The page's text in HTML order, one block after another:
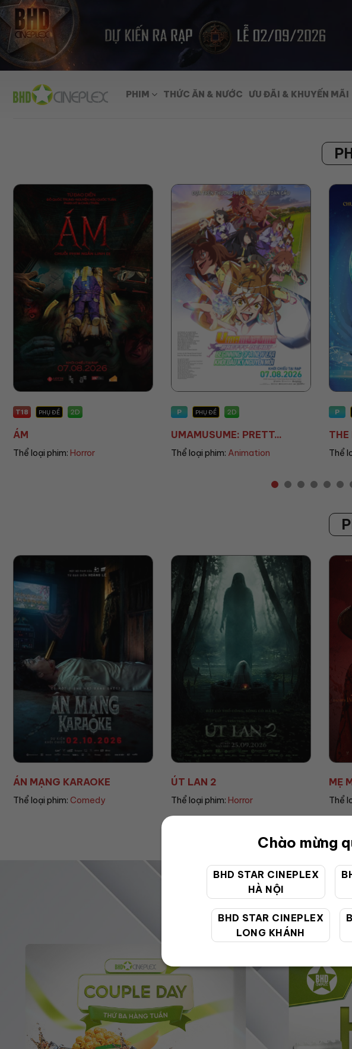
Chào mừng
BHD STAR CINEPLEX
HÀ NỘI
BHD STAR CINEPLEX
LONG KHÁNH
Skip
to
content
PHIM THỨC ĂN & NƯỚC ƯU ĐÃI & KHUYẾN MÃI
T18 PHỤ ĐỀ 2D
ÁM
Thể loại phim: Horror
P PHỤ ĐỀ 2D
UMAMUSUME: PRETT...
Thể loại phim: Animation
P
THE
Thể
ÁN MẠNG KARAOKE
Thể loại phim: Comedy
ÚT LAN 2
Thể loại phim: Horror
MẸ
Thể